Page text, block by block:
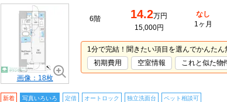
画像：18枚
6階 14.2万円
15,000円
なし
1ヶ月
1分で完結！聞きたい項目を選んでかんたん
初期費用
空室情報 これと似た物
新着 写真いろいろ 定借 オートロック 独立洗面台 ペット相談可